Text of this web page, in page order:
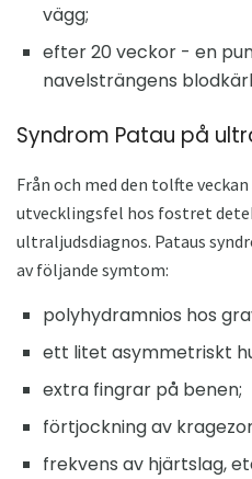
vägg;
efter 20 veckor - en
navelsträngens
Syndrom Patau på
Från och med den tolfte
utvecklingsfel hos fostret
ultraljudsdiagnos. Pataus
av följande symtom:
polyhydramnios hos
ett litet asymmetriskt
extra fingrar på benen;
förtjockning av
frekvens av hjärtslag,